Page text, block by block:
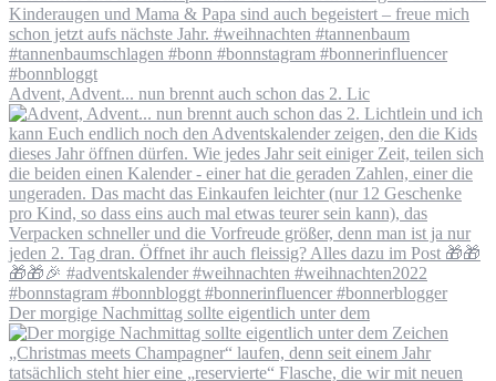
Advent, Advent... nun brennt auch schon das 2. Lic
Der morgige Nachmittag sollte eigentlich unter dem